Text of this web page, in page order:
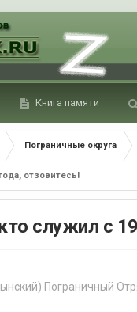
Книга памяти
Пограничные округа
отзовитесь!
служил с
Пограничный